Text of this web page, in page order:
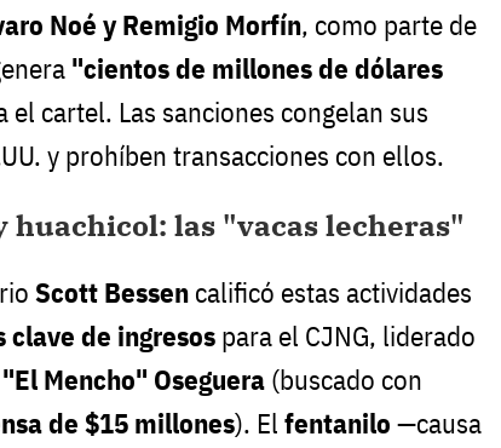
Noé y Remigio Morfín, como parte de
"cientos de millones de dólares
el cartel. Las sanciones congelan sus
y prohíben transacciones con ellos.
huachicol: las "vacas lecheras"
Scott Bessen calificó estas actividades
clave de ingresos para el CJNG, liderado
Mencho" Oseguera (buscado con
de $15 millones). El fentanilo —causa